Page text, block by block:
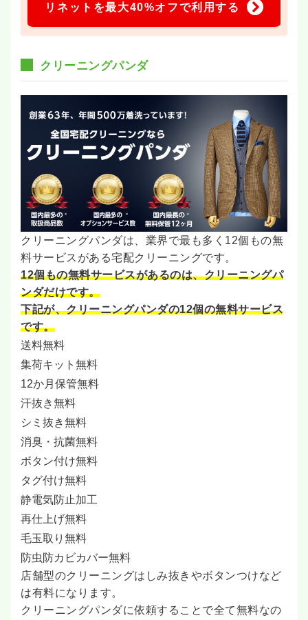
リネットを最大40%オフで利用する
クリーニングパンダ
クリーニングパンダは、業界で最も多く12個もの無
料サービスがある宅配クリーニングです。
12個もの無料サービスがあるのは、クリーニングパ
ンダだけです。
下記が、クリーニングパンダの12個の無料サービス
です。
送料無料
集荷キット無料
12か月保管無料
汗抜き無料
シミ抜き無料
消臭・抗菌無料
ボタン付け無料
タグ付け無料
静電気防止加工
再仕上げ無料
毛玉取り無料
防虫防カビカバー無料
店舗型のクリーニングはしみ抜きやボタンつけなど
は有料になります。
クリーニングパンダに依頼することで全て無料なの